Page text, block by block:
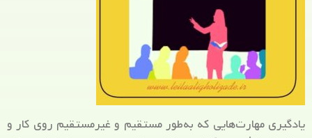
یادگیری مهارت‌هایی که به‌طور مستقیم و غیرمستقیم روی کار و